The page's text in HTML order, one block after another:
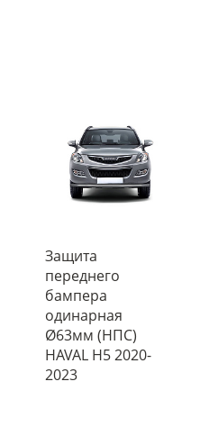
Защита
переднего
бампера
одинарная
Ø63мм (НПС)
HAVAL H5 2020-
2023